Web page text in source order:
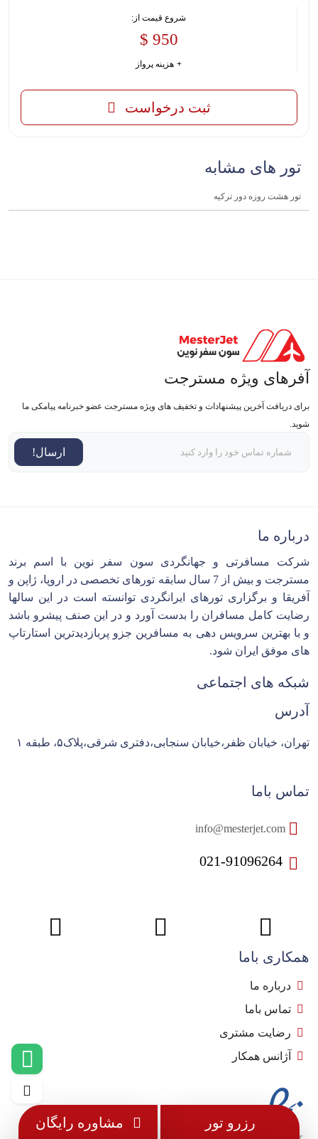
شروع قیمت از:
950 $
هزینه پرواز
ثبت درخواست
تور های مشابه
تور هشت روزه دور ترکیه
رزرو تور مشاوره رایگان
آفرهای ویژه مسترجت
برای دریافت آخرین پیشنهادات و تخفیف های ویژه مسترجت عضو خبرنامه پیامکی ما
شوید.
ارسال!
درباره ما
شرکت مسافرتی و جهانگردی سون سفر نوین با اسم برند
مسترجت و بیش از 7 سال سابقه تورهای تخصصی در اروپا، ژاپن و
آفریقا و برگزاری تورهای ایرانگردی توانسته است در این سالها
رضایت کامل مسافران را بدست آورد و در این صنف پیشرو باشد
و با بهترین سرویس دهی به مسافرین جزو پربازدیدترین استارتاپ
های موفق ایران شود.
شبکه های اجتماعی
آدرس
تهران، خیابان ظفر،خیابان سنجابی،دفتری شرقی،پلاک۵، طبقه ۱
تماس باما
021-91096264
همکاری باما
درباره ما
تماس باما
رضایت مشتری
آژانس همکار